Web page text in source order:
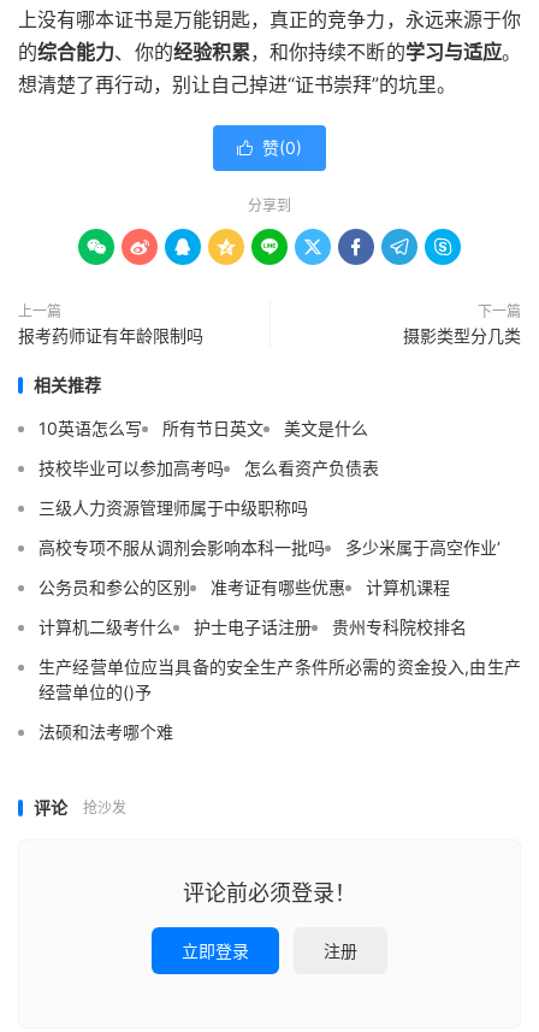
上没有哪本证书是万能钥匙，真正的竞争力，永远来源于你
的综合能力、你的经验积累，和你持续不断的学习与适应。
想清楚了再行动，别让自己掉进“证书崇拜”的坑里。
 赞(0)
分享到
        
上一篇
报考药师证有年龄限制吗
下一篇
摄影类型分几类
相关推荐
10英语怎么写 所有节日英文
美文是什么
技校毕业可以参加高考吗
怎么看资产负债表
三级人力资源管理师属于中级职称吗
高校专项不服从调剂会影响本科一批吗
多少米属于高空作业‘
公务员和参公的区别
准考证有哪些优惠
计算机课程
计算机二级考什么
护士电子话注册
贵州专科院校排名
生产经营单位应当具备的安全生产条件所必需的资金投入,由生产
经营单位的()予
法硕和法考哪个难
评论 抢沙发
评论前必须登录！
立即登录 注册